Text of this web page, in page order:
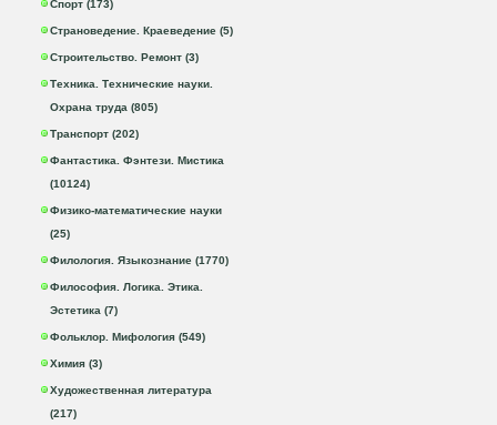
Спорт (173)
Страноведение. Краеведение (5)
Строительство. Ремонт (3)
Техника. Технические науки.
Охрана труда (805)
Транспорт (202)
Фантастика. Фэнтези. Мистика
(10124)
Физико-математические науки
(25)
Филология. Языкознание (1770)
Философия. Логика. Этика.
Эстетика (7)
Фольклор. Мифология (549)
Химия (3)
Художественная литература
(217)